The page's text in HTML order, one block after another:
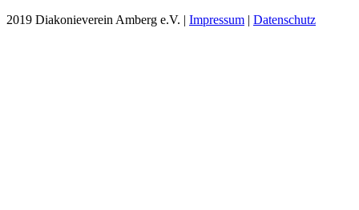
2019 Diakonieverein Amberg e.V. | Impressum | Datenschutz